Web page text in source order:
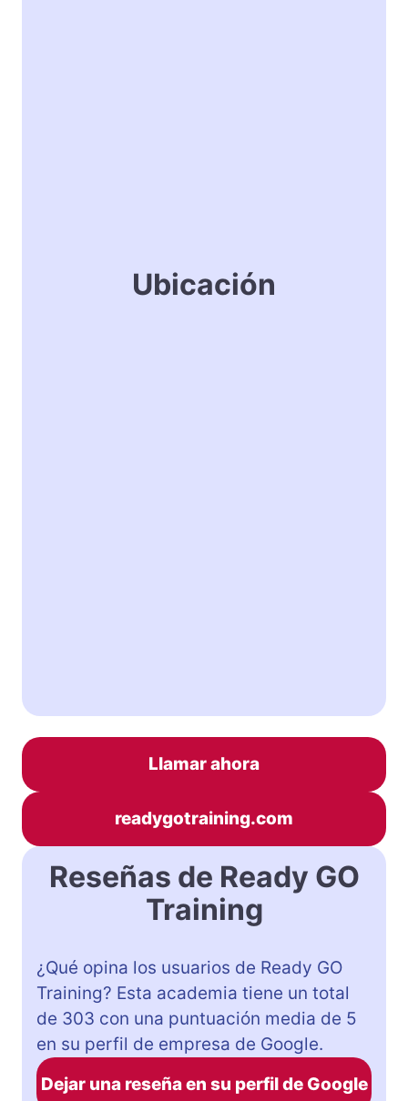
Ubicación
Llamar ahora
readygotraining.com
Reseñas de Ready GO
Training
¿Qué opina los usuarios de Ready GO
Training? Esta academia tiene un total
de 303 con una puntuación media de 5
en su perfil de empresa de Google.
Dejar una reseña en su perfil de Google